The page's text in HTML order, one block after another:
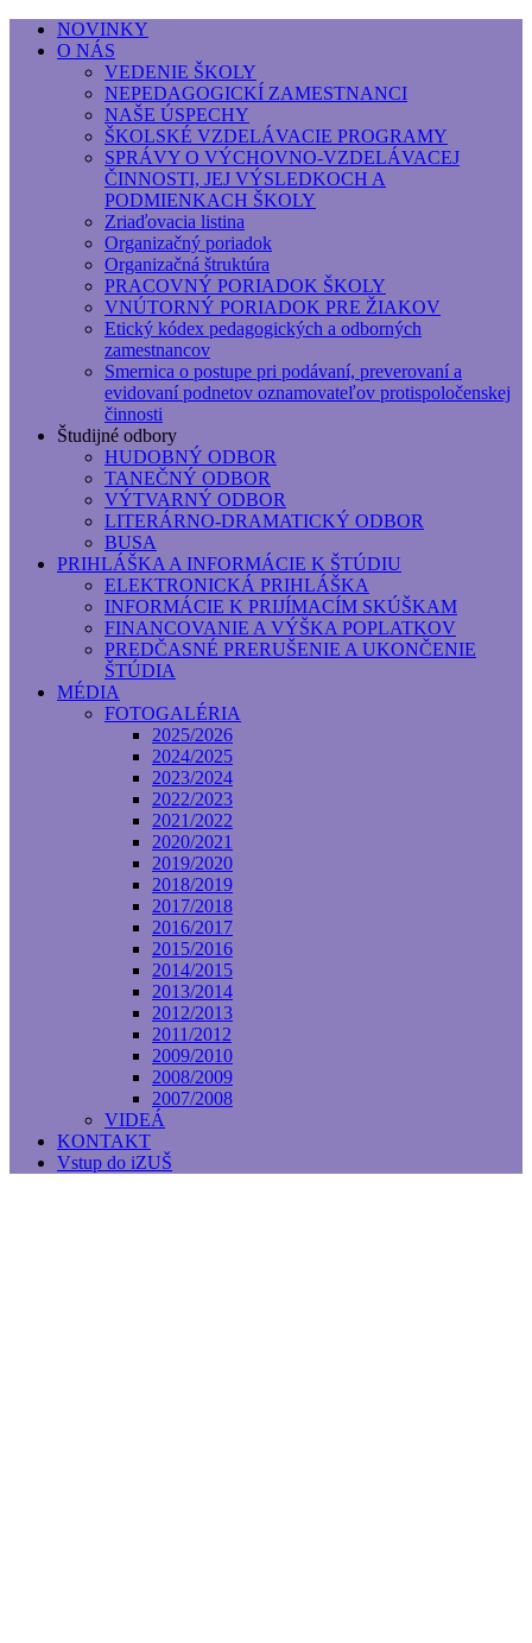
Základná umelecká škola, Hálkova
Základná umelecká škola, Hálkova 56, Bratislava -
NOVINKY
O NÁS
VEDENIE ŠKOLY
NEPEDAGOGICKÍ ZAMESTNANCI
NAŠE ÚSPECHY
ŠKOLSKÉ VZDELÁVACIE PROGRAMY
SPRÁVY O VÝCHOVNO-VZDELÁVACEJ
ČINNOSTI, JEJ VÝSLEDKOCH A
PODMIENKACH ŠKOLY
Zriaďovacia listina
Organizačný poriadok
Organizačná štruktúra
PRACOVNÝ PORIADOK ŠKOLY
VNÚTORNÝ PORIADOK PRE ŽIAKOV
Etický kódex pedagogických a odborných
zamestnancov
Smernica o postupe pri podávaní, preverovaní a
evidovaní podnetov oznamovateľov protispoločenskej
činnosti
Študijné odbory
HUDOBNÝ ODBOR
TANEČNÝ ODBOR
VÝTVARNÝ ODBOR
LITERÁRNO-DRAMATICKÝ ODBOR
BUSA
PRIHLÁŠKA A INFORMÁCIE K ŠTÚDIU
ELEKTRONICKÁ PRIHLÁŠKA
INFORMÁCIE K PRIJÍMACÍM SKÚŠKAM
FINANCOVANIE A VÝŠKA POPLATKOV
PREDČASNÉ PRERUŠENIE A UKONČENIE
ŠTÚDIA
MÉDIA
FOTOGALÉRIA
2025/2026
2024/2025
2023/2024
2022/2023
2021/2022
2020/2021
2019/2020
2018/2019
2017/2018
2016/2017
2015/2016
2014/2015
2013/2014
2012/2013
2011/2012
2009/2010
2008/2009
2007/2008
VIDEÁ
KONTAKT
Vstup do iZUŠ